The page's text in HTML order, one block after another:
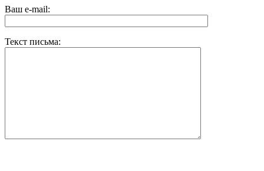
Ваш e-mail:
Текст письма: